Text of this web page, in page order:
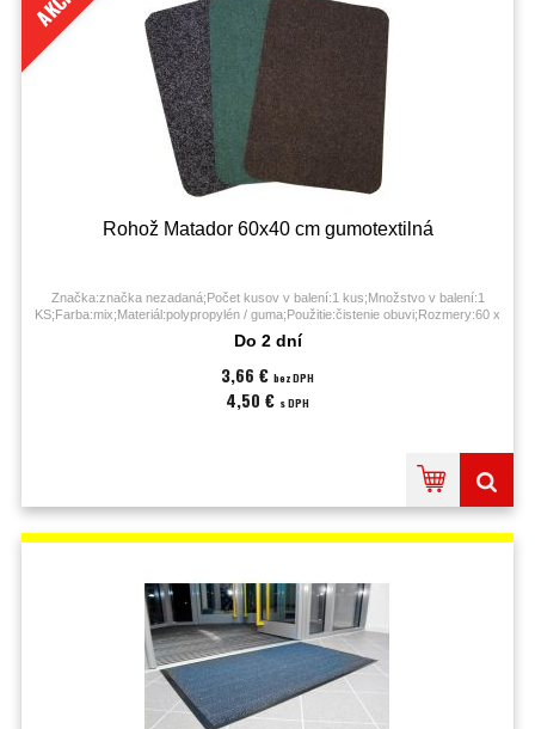
Rohož Matador 60x40 cm gumotextilná
Značka:značka nezadaná;Počet kusov v balení:1 kus;Množstvo v balení:1
KS;Farba:mix;Materiál:polypropylén / guma;Použitie:čistenie obuvi;Rozmery:60 x
40 cm;Typ:čistiaca rohož;
Do 2 dní
3,66 € bez DPH
4,50 € s DPH